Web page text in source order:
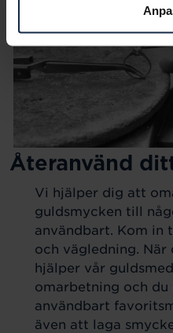
Återanvänd
Vi hjälper dig att
guldsmycken till
användbart. Kom in
och vägledning.
hjälper vår
omarbetning och
användbart
även att laga